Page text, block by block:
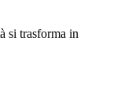
si trasforma in